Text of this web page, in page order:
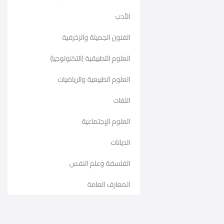
الأدب
الفنون الجميلة والزخرفية
العلوم التطبيقية (التكنولوجيا)
العلوم الطبيعية والرياضيات
اللغات
العلوم الإجتماعية
الديانات
الفلسفة وعلم النفس
المعارف العامة